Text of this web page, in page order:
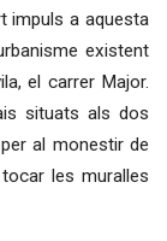
impuls a aquesta
existent
el carrer Major.
situats als dos
al monestir de
les muralles